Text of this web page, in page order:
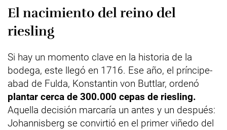
El nacimiento del reino del
riesling
Si hay un momento clave en la historia de la
bodega, este llegó en 1716. Ese año, el príncipe-
abad de Fulda, Konstantin von Buttlar, ordenó
plantar cerca de 300.000 cepas de riesling.
Aquella decisión marcaría un antes y un después:
Johannisberg se convirtió en el primer viñedo del